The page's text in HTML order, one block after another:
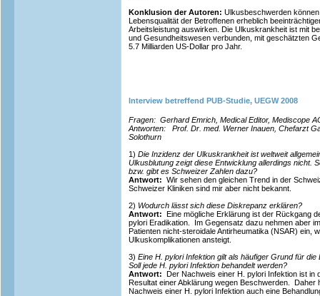
Konklusion der Autoren: Ulkusbeschwerden
Lebensqualität der Betroffenen erheblich
Arbeitsleistung auswirken. Die Ulkuskrankheit ist mit
und Gesundheitswesen verbunden, mit geschätzten
5.7 Milliarden US-Dollar pro Jahr.
Interview betreffend PUB-Studie, UEGW 2008
Fragen: Gerhard Emrich, Medical Editor, Mediscope
Antworten: Prof. Dr. med. Werner Inauen, Chefarzt
Solothurn
1) Die Inzidenz der Ulkuskrankheit ist weltweit
Ulkusblutung zeigt diese Entwicklung allerdings nicht.
bzw. gibt es Schweizer Zahlen dazu?
Antwort: Wir sehen den gleichen Trend in der
Schweizer Kliniken sind mir aber nicht bekannt.
2) Wodurch lässt sich diese Diskrepanz erklären?
Antwort: Eine mögliche Erklärung ist der Rückgang
pylori Eradikation. Im Gegensatz dazu nehmen aber
Patienten nicht-steroidale Antirheumatika (NSAR) ein,
Ulkuskomplikationen ansteigt.
3) Eine H. pylori Infektion gilt als häufiger Grund für
Soll jede H. pylori Infektion behandelt werden?
Antwort: Der Nachweis einer H. pylori Infektion ist in
Resultat einer Abklärung wegen Beschwerden. Daher
Nachweis einer H. pylori Infektion auch eine